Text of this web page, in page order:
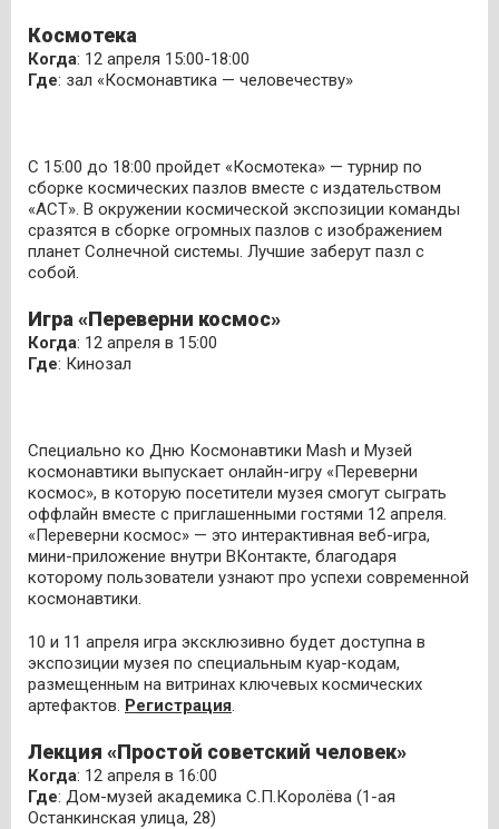
Космотека
Когда: 12 апреля 15:00-18:00
Где: зал «Космонавтика — человечеству»
C 15:00 до 18:00 пройдет «Космотека» — турнир по
сборке космических пазлов вместе с издательством
«АСТ». В окружении космической экспозиции команды
сразятся в сборке огромных пазлов с изображением
планет Солнечной системы. Лучшие заберут пазл с
собой.
Игра «Переверни космос»
Когда: 12 апреля в 15:00
Где: Кинозал
Специально ко Дню Космонавтики Mash и Музей
космонавтики выпускает онлайн-игру «Переверни
космос», в которую посетители музея смогут сыграть
оффлайн вместе с приглашенными гостями 12 апреля.
«Переверни космос» — это интерактивная веб-игра,
мини-приложение внутри ВКонтакте, благодаря
которому пользователи узнают про успехи современной
космонавтики.
10 и 11 апреля игра эксклюзивно будет доступна в
экспозиции музея по специальным куар-кодам,
размещенным на витринах ключевых космических
артефактов. Регистрация.
Лекция «Простой советский человек»
Когда: 12 апреля в 16:00
Где: Дом-музей академика С.П.Королёва (1-ая
Останкинская улица, 28)